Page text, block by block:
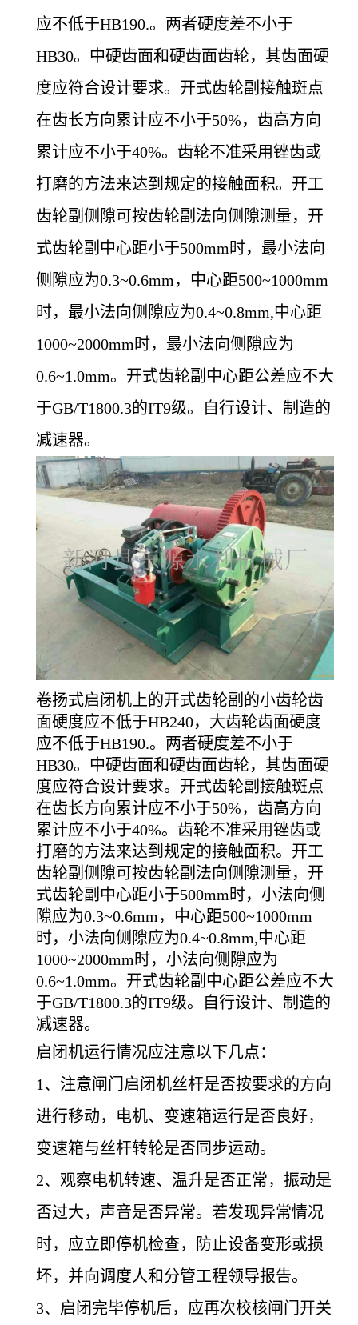
应不低于HB190.。两者硬度差不小于
HB30。中硬齿面和硬齿面齿轮，其齿面硬
度应符合设计要求。开式齿轮副接触斑点
在齿长方向累计应不小于50%，齿高方向
累计应不小于40%。齿轮不准采用锉齿或
打磨的方法来达到规定的接触面积。开工
齿轮副侧隙可按齿轮副法向侧隙测量，开
式齿轮副中心距小于500mm时，最小法向
侧隙应为0.3~0.6mm，中心距500~1000mm
时，最小法向侧隙应为0.4~0.8mm,中心距
1000~2000mm时，最小法向侧隙应为
0.6~1.0mm。开式齿轮副中心距公差应不大
于GB/T1800.3的IT9级。自行设计、制造的
减速器。
卷扬式启闭机上的开式齿轮副的小齿轮齿
面硬度应不低于HB240，大齿轮齿面硬度
应不低于HB190.。两者硬度差不小于
HB30。中硬齿面和硬齿面齿轮，其齿面硬
度应符合设计要求。开式齿轮副接触斑点
在齿长方向累计应不小于50%，齿高方向
累计应不小于40%。齿轮不准采用锉齿或
打磨的方法来达到规定的接触面积。开工
齿轮副侧隙可按齿轮副法向侧隙测量，开
式齿轮副中心距小于500mm时，小法向侧
隙应为0.3~0.6mm，中心距500~1000mm
时，小法向侧隙应为0.4~0.8mm,中心距
1000~2000mm时，小法向侧隙应为
0.6~1.0mm。开式齿轮副中心距公差应不大
于GB/T1800.3的IT9级。自行设计、制造的
减速器。
启闭机运行情况应注意以下几点：
1、注意闸门启闭机丝杆是否按要求的方向
进行移动，电机、变速箱运行是否良好，
变速箱与丝杆转轮是否同步运动。
2、观察电机转速、温升是否正常，振动是
否过大，声音是否异常。若发现异常情况
时，应立即停机检查，防止设备变形或损
坏，并向调度人和分管工程领导报告。
3、启闭完毕停机后，应再次校核闸门开关